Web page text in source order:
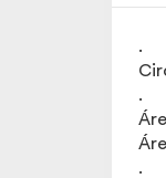
.
.
.